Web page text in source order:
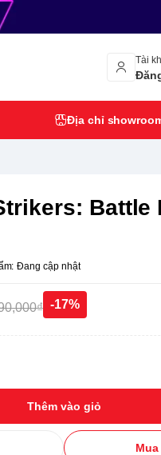
Tài
Địa chỉ
Battle
Đang cập nhật
-17%
Thêm vào giỏ